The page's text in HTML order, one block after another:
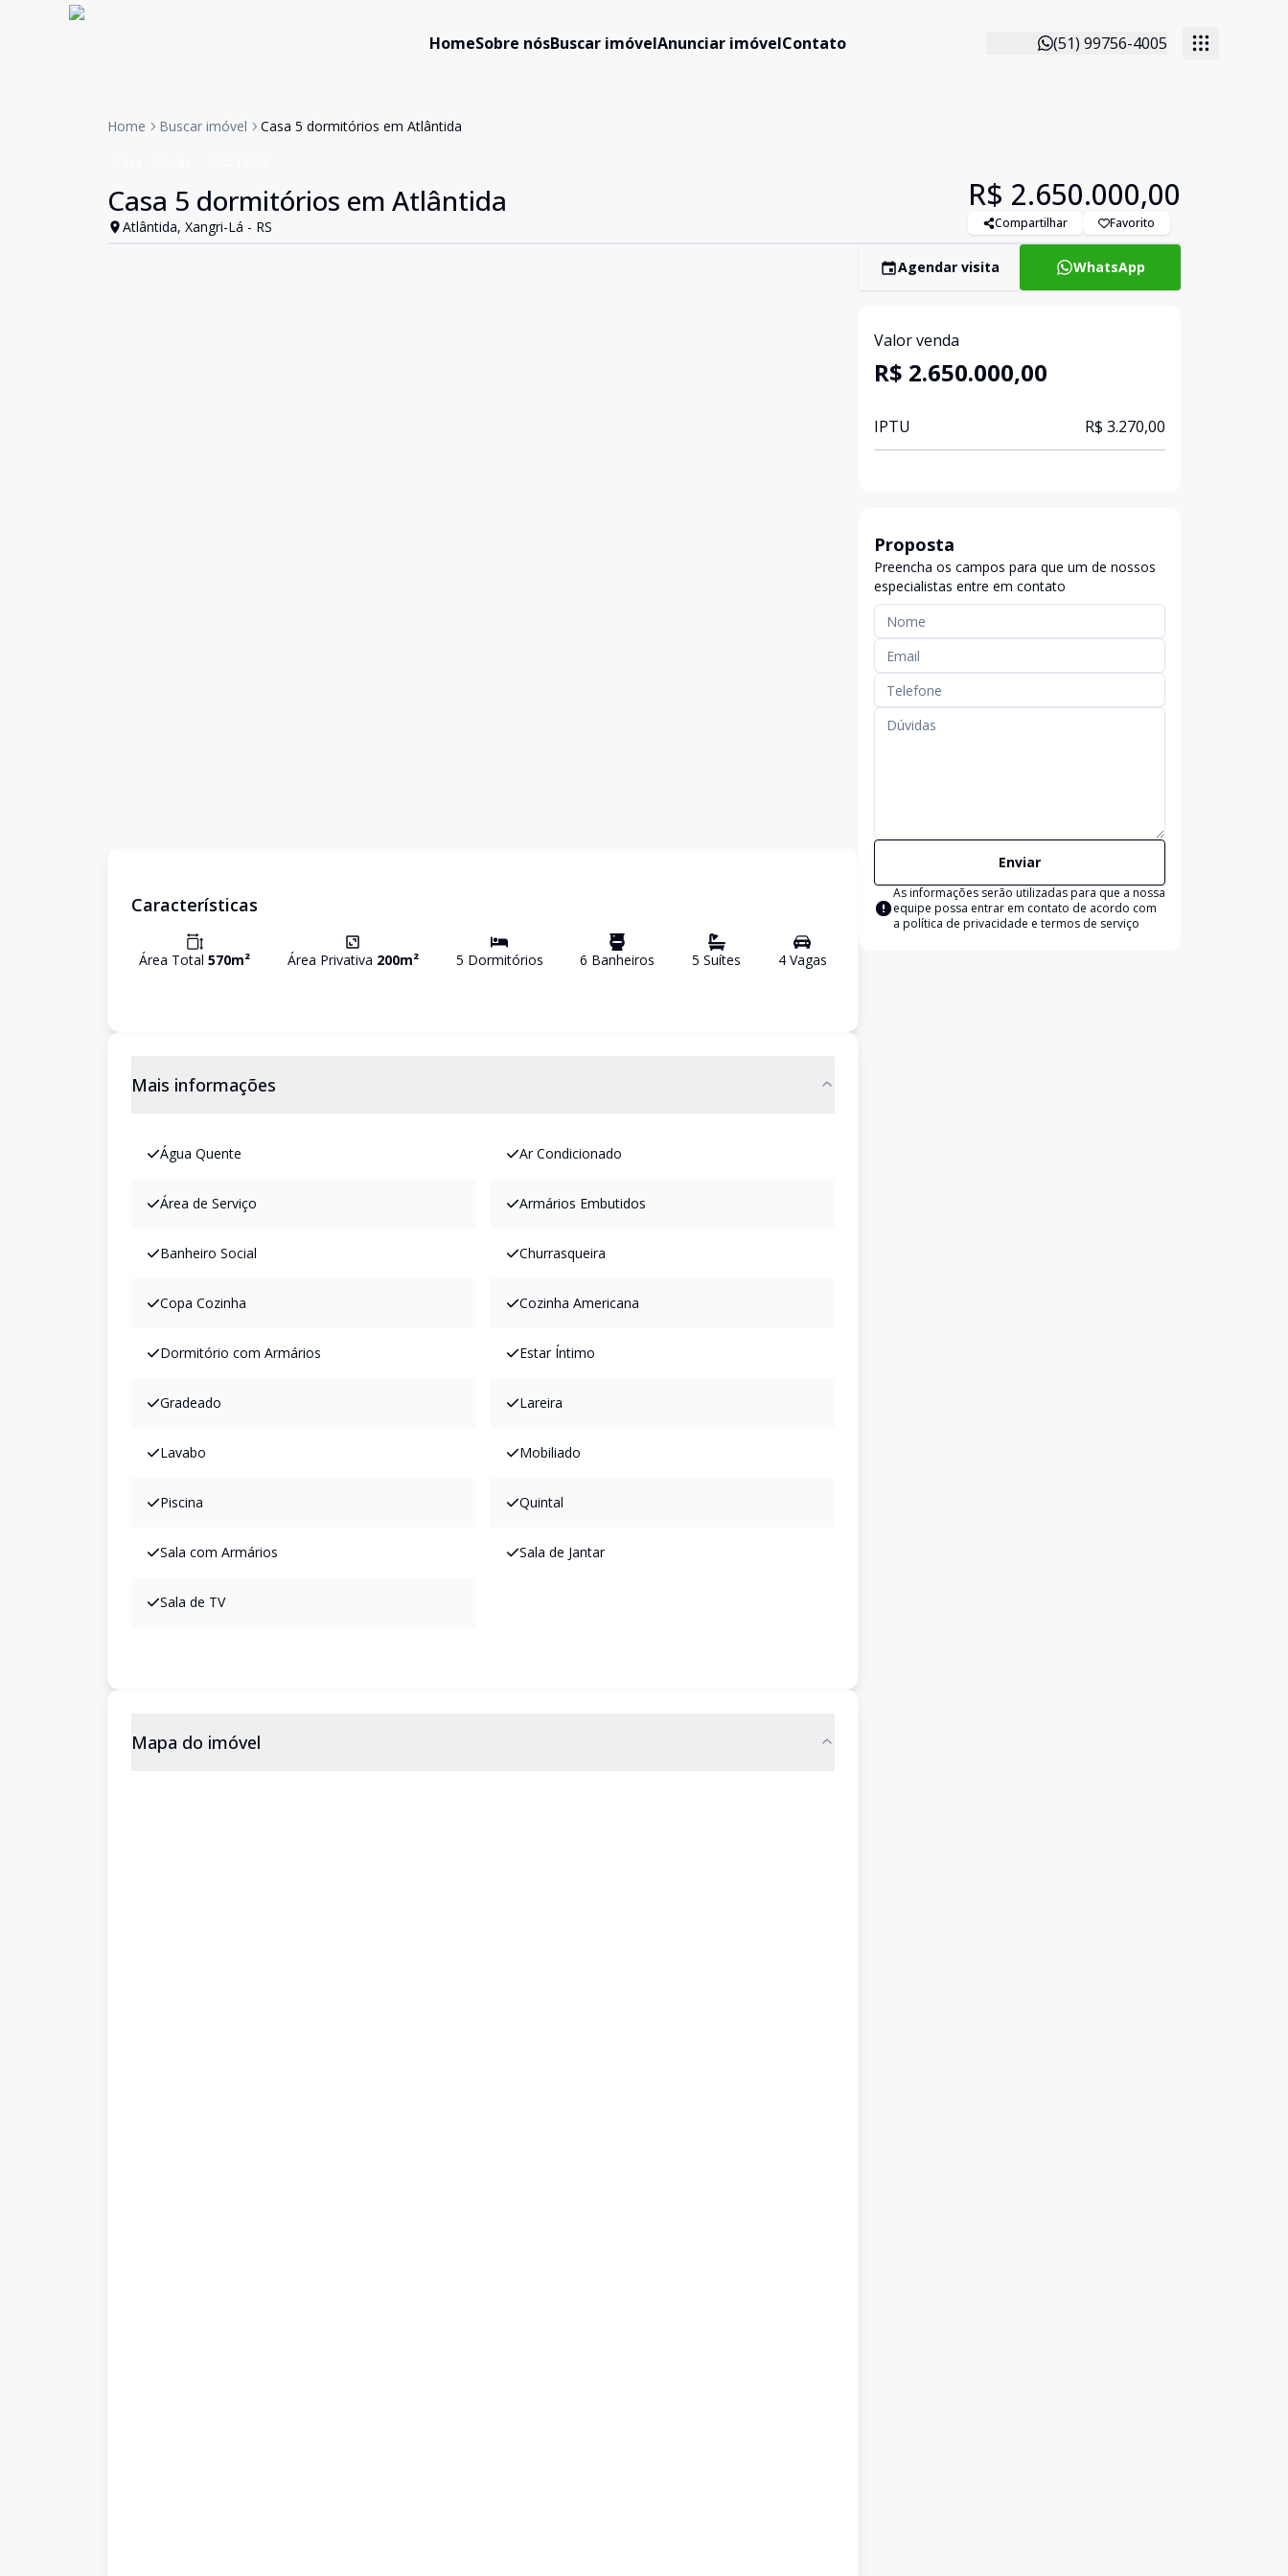
HomeSobre nósBuscar imóvelAnunciar imóvelContato (51) 99756-4005
Home Buscar imóvel Casa 5 dormitórios em Atlântida
Casa 5 dormitórios em Atlântida
Atlântida, Xangri-Lá - RS
R$ 2.650.000,00
Compartilhar Favorito
Características
Área Total 570m² Área Privativa 200m² 5 Dormitórios 6 Banheiros 5 Suítes 4Vagas
Mais informações
Água Quente Ar Condicionado
Área de Serviço Armários Embutidos
Banheiro Social Churrasqueira
Copa Cozinha Cozinha Americana
Dormitório com Armários Estar Íntimo
Gradeado Lareira
Lavabo Mobiliado
Piscina Quintal
Sala com Armários Sala de Jantar
Sala de TV
Mapa do imóvel
Agendar visita WhatsApp
Valor venda
R$ 2.650.000,00
IPTU R$ 3.270,00
Proposta
Preencha os campos para que um de nossos
especialistas entre em contato
Enviar
As informações serão utilizadas para que a nossa
equipe possa entrar em contato de acordo com
a política de privacidade e termos de serviço